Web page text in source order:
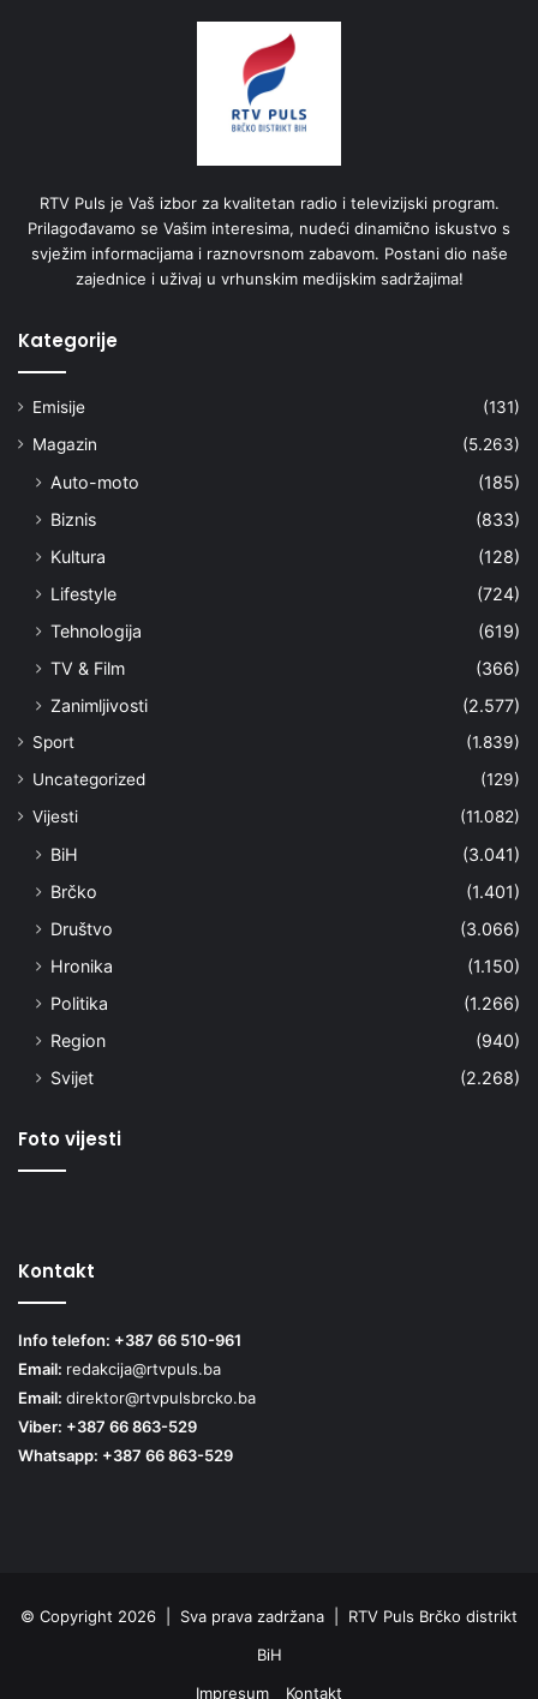
RTV Puls je Vaš izbor za kvalitetan radio i televizijski program.
Prilagođavamo se Vašim interesima, nudeći dinamično iskustvo s
svježim informacijama i raznovrsnom zabavom. Postani dio naše
zajednice i uživaj u vrhunskim medijskim sadržajima!
Kategorije
Emisije
(131)
Magazin
(5.263)
Auto-moto
(185)
Biznis
(833)
Kultura
(128)
Lifestyle
(724)
Tehnologija
(619)
TV & Film
(366)
Zanimljivosti
(2.577)
Sport
(1.839)
Uncategorized
(129)
Vijesti
(11.082)
BiH
(3.041)
Brčko
(1.401)
Društvo
(3.066)
Hronika
(1.150)
Politika
(1.266)
Region
(940)
Svijet
(2.268)
Foto vijesti
Kontakt
Info telefon: +387 66 510-961
Email: redakcija@rtvpuls.ba
Email: direktor@rtvpulsbrcko.ba
Viber: +387 66 863-529
Whatsapp: +387 66 863-529
© Copyright 2026 | Sva prava zadržana | RTV Puls Brčko distrikt
BiH
Impresum
Kontakt